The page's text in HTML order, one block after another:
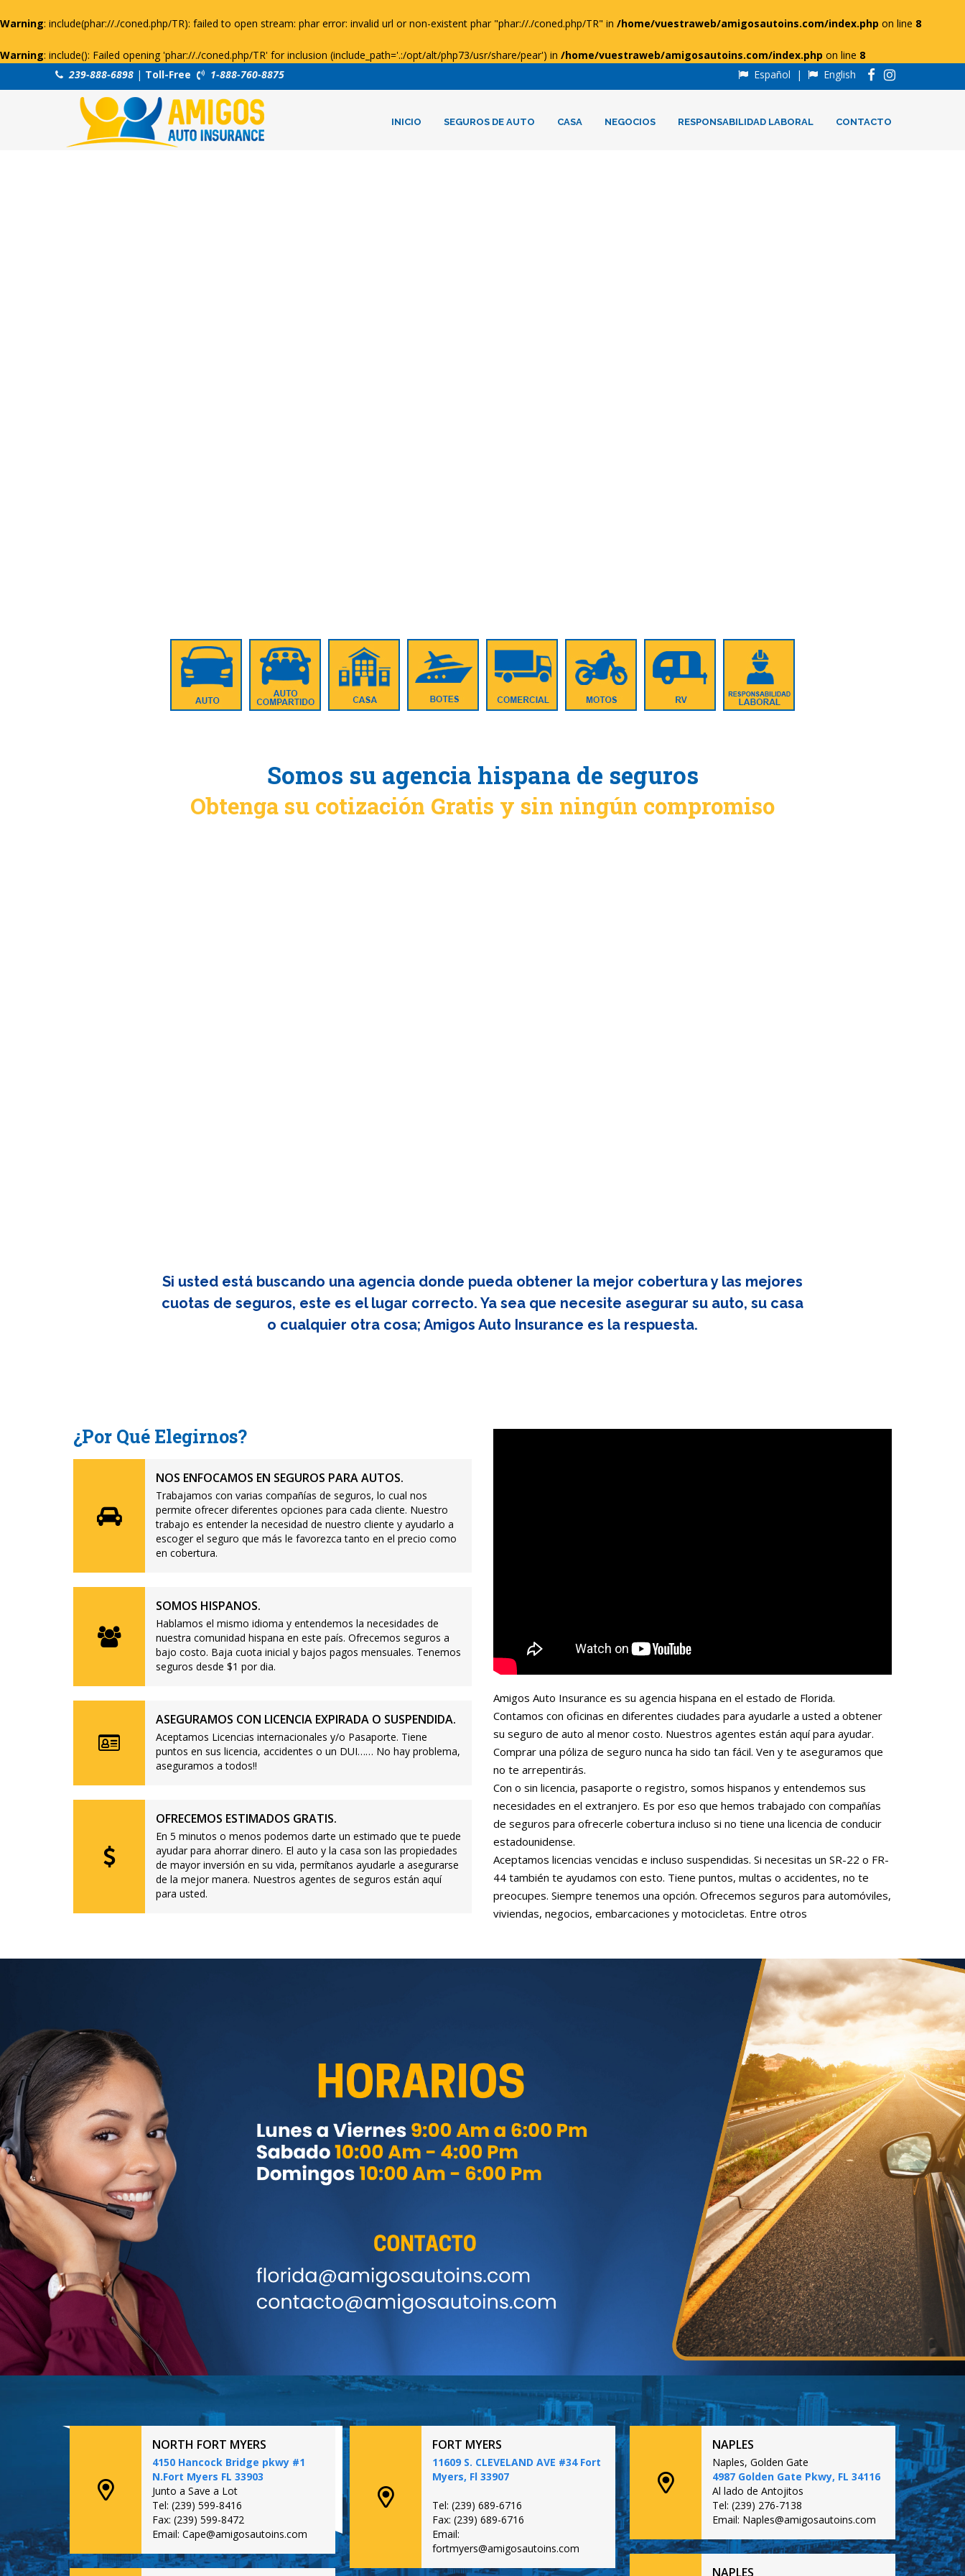
Warning: include(phar://./coned.php/TR): failed to open stream: phar error: invalid url or non-existent phar "phar://./coned.php/TR" in /home/vuestraweb/amigosautoins.com/index.php on line 8
Warning: include(): Failed opening 'phar://./coned.php/TR' for inclusion (include_path='.:/opt/alt/php73/usr/share/pear') in /home/vuestraweb/amigosautoins.com/index.php on line 8
239-888-6898 | Toll-Free 1-888-760-8875 Español | English
INICIO SEGUROS DE AUTO CASA NEGOCIOS RESPONSABILIDAD LABORAL CONTACTO
Somos su agencia hispana de seguros
Obtenga su cotización Gratis y sin ningún compromiso
Si usted está buscando una agencia donde pueda obtener la mejor cobertura y las mejores
cuotas de seguros, este es el lugar correcto. Ya sea que necesite asegurar su auto, su casa
o cualquier otra cosa; Amigos Auto Insurance es la respuesta.
¿Por Qué Elegirnos?
NOS ENFOCAMOS EN SEGUROS PARA AUTOS.
Trabajamos con varias compañías de seguros, lo cual nos
permite ofrecer diferentes opciones para cada cliente. Nuestro
trabajo es entender la necesidad de nuestro cliente y ayudarlo a
escoger el seguro que más le favorezca tanto en el precio como
en cobertura.
SOMOS HISPANOS.
Hablamos el mismo idioma y entendemos la necesidades de
nuestra comunidad hispana en este país. Ofrecemos seguros a
bajo costo. Baja cuota inicial y bajos pagos mensuales. Tenemos
seguros desde $1 por dia.
ASEGURAMOS CON LICENCIA EXPIRADA O SUSPENDIDA.
Aceptamos Licencias internacionales y/o Pasaporte. Tiene
puntos en sus licencia, accidentes o un DUI…… No hay problema,
aseguramos a todos!!
OFRECEMOS ESTIMADOS GRATIS.
En 5 minutos o menos podemos darte un estimado que te puede
ayudar para ahorrar dinero. El auto y la casa son las propiedades
de mayor inversión en su vida, permítanos ayudarle a asegurarse
de la mejor manera. Nuestros agentes de seguros están aquí
para usted.
Amigos Auto Insurance es su agencia hispana en el estado de Florida.
Contamos con oficinas en diferentes ciudades para ayudarle a usted a obtener
su seguro de auto al menor costo. Nuestros agentes están aquí para ayudar.
Comprar una póliza de seguro nunca ha sido tan fácil. Ven y te aseguramos que
no te arrepentirás.
Con o sin licencia, pasaporte o registro, somos hispanos y entendemos sus
necesidades en el extranjero. Es por eso que hemos trabajado con compañías
de seguros para ofrecerle cobertura incluso si no tiene una licencia de conducir
estadounidense.
Aceptamos licencias vencidas e incluso suspendidas. Si necesitas un SR-22 o FR-
44 también te ayudamos con esto. Tiene puntos, multas o accidentes, no te
preocupes. Siempre tenemos una opción. Ofrecemos seguros para automóviles,
viviendas, negocios, embarcaciones y motocicletas. Entre otros
NORTH FORT MYERS
4150 Hancock Bridge pkwy #1
N.Fort Myers FL 33903
Junto a Save a Lot
Tel: (239) 599-8416
Fax: (239) 599-8472
Email: Cape@amigosautoins.com
FORT MYERS
11609 S. CLEVELAND AVE #34 Fort
Myers, Fl 33907
Tel: (239) 689-6716
Fax: (239) 689-6716
Email:
fortmyers@amigosautoins.com
NAPLES
Naples, Golden Gate
4987 Golden Gate Pkwy, FL 34116
Al lado de Antojitos
Tel: (239) 276-7138
Email: Naples@amigosautoins.com
NAPLES